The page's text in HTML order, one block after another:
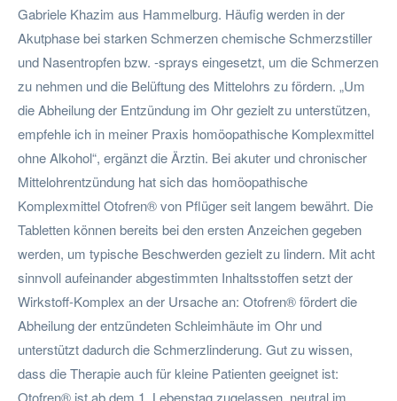
Gabriele Khazim aus Hammelburg. Häufig werden in der
Akutphase bei starken Schmerzen chemische Schmerzstiller
und Nasentropfen bzw. -sprays eingesetzt, um die Schmerzen
zu nehmen und die Belüftung des Mittelohrs zu fördern. „Um
die Abheilung der Entzündung im Ohr gezielt zu unterstützen,
empfehle ich in meiner Praxis homöopathische Komplexmittel
ohne Alkohol“, ergänzt die Ärztin. Bei akuter und chronischer
Mittelohrentzündung hat sich das homöopathische
Komplexmittel Otofren® von Pflüger seit langem bewährt. Die
Tabletten können bereits bei den ersten Anzeichen gegeben
werden, um typische Beschwerden gezielt zu lindern. Mit acht
sinnvoll aufeinander abgestimmten Inhaltsstoffen setzt der
Wirkstoff-Komplex an der Ursache an: Otofren® fördert die
Abheilung der entzündeten Schleimhäute im Ohr und
unterstützt dadurch die Schmerzlinderung. Gut zu wissen,
dass die Therapie auch für kleine Patienten geeignet ist:
Otofren® ist ab dem 1. Lebenstag zugelassen, neutral im